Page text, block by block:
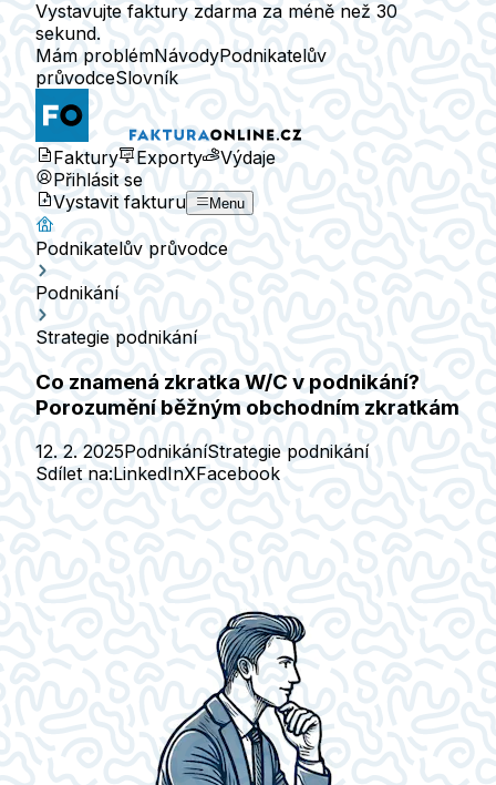
Vystavujte faktury zdarma za méně než 30
sekund.
Mám problémNávodyPodnikatelův
průvodceSlovník
Faktury Exporty
Výdaje
Přihlásit se
Vystavit fakturu
Menu
Podnikatelův průvodce
Podnikání
Strategie podnikání
Co znamená zkratka W/C v podnikání?
Porozumění běžným obchodním zkratkám
12. 2. 2025PodnikáníStrategie podnikání
Sdílet na:LinkedInXFacebook